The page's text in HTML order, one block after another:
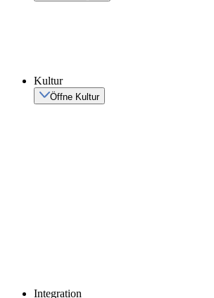
Kultur
Öffne Kultur
Integration